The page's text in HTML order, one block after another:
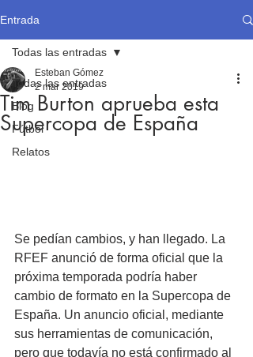
Entrada
Todas las entradas
Blog
Fútbol
Relatos
Todas las entradas
Tim Burton aprueba esta
Supercopa de España
Esteban Gómez
2 mar 2019
Se pedían cambios, y han llegado. La
RFEF anunció de forma oficial que la
próxima temporada podría haber
cambio de formato en la Supercopa de
España. Un anuncio oficial, mediante
sus herramientas de comunicación,
pero que todavía no está confirmado al